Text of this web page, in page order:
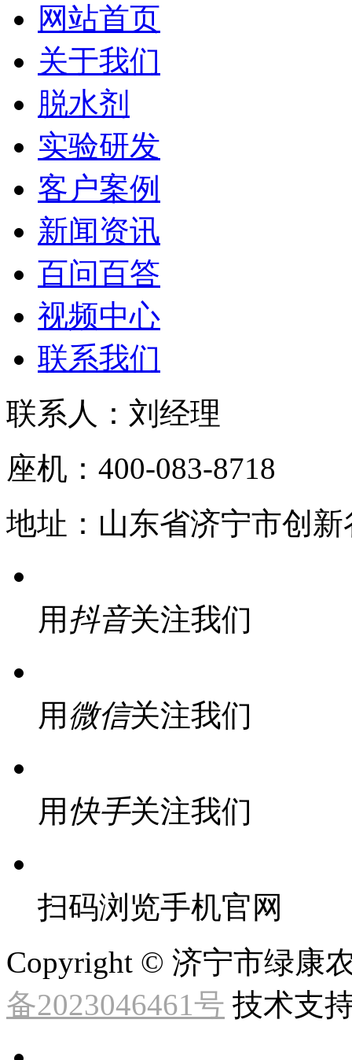
网站首页
关于我们
脱水剂
实验研发
客户案例
新闻资讯
百问百答
视频中心
联系我们
联系人： 刘经理
座机： 400-083-8718
地址： 山东省济宁市创新
用 抖音关注我们
用 微信关注我们
用 快手关注我们
扫码浏览手机官网
Copyright © 济宁市绿康
备2023046461号 技术支